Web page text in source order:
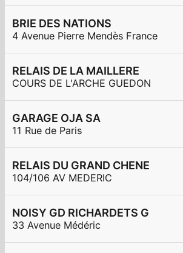
BRIE DES NATIONS
4 Avenue Pierre Mendès France
RELAIS DE LA MAILLERE
COURS DE L'ARCHE GUEDON
GARAGE OJA SA
11 Rue de Paris
RELAIS DU GRAND CHENE
104/106 AV MEDERIC
NOISY GD RICHARDETS G
33 Avenue Médéric